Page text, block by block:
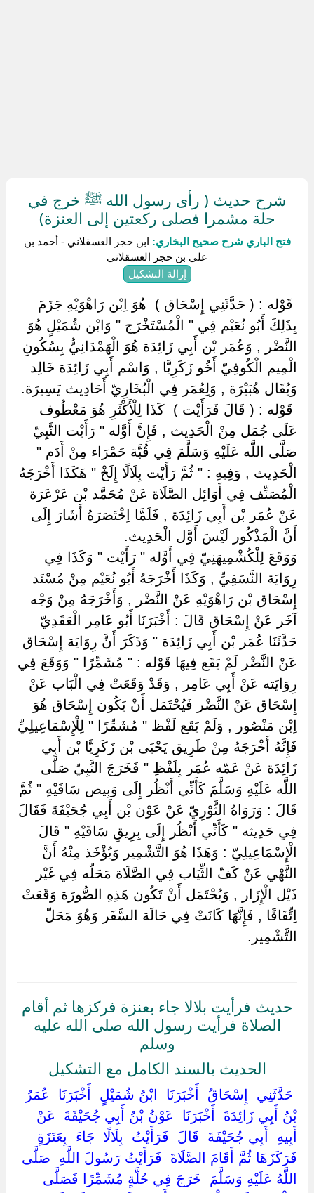
شرح حديث ( رأى رسول الله ﷺ خرج في
حلة مشمرا فصلى ركعتين إلى العنزة)
فتح الباري شرح صحيح البخاري: ابن حجر العسقلاني - أحمد بن
علي بن حجر العسقلاني
إزالة التشكيل
‏ ‏قَوْله : ( حَدَّثَنِي إِسْحَاق ) ‏ ‏هُوَ اِبْن رَاهْوَيْهِ جَزَمَ
بِذَلِكَ أَبُو نُعَيْم فِي " الْمُسْتَخْرَج " وَابْن شُمَيْلٍ هُوَ
النَّضْر , وَعُمَر بْن أَبِي زَائِدَة هُوَ الْهَمْدَانِيُّ بِسُكُونِ
الْمِيم الْكُوفِيّ أَخُو زَكَرِيَّا , وَاسْم أَبِي زَائِدَة خَالِد
وَيُقَال هُبَيْرَة , وَلِعُمَر فِي الْبُخَارِيّ أَحَادِيث يَسِيرَة.
‏ ‏قَوْله : ( قَالَ فَرَأَيْت ) ‏ ‏كَذَا لِلْأَكْثَرِ هُوَ مَعْطُوف
عَلَى جُمَل مِنْ الْحَدِيث , فَإِنَّ أَوَّله " رَأَيْت النَّبِيّ
صَلَّى اللَّه عَلَيْهِ وَسَلَّمَ فِي قُبَّة حَمْرَاء مِنْ أَدَم "
الْحَدِيث , وَفِيهِ : " ثُمَّ رَأَيْت بِلَالًا إِلَخْ " هَكَذَا أَخْرَجَهُ
الْمُصَنِّف فِي أَوَائِل الصَّلَاة عَنْ مُحَمَّد بْن عَرْعَرَة
عَنْ عُمَر بْن أَبِي زَائِدَة , فَلَمَّا اِخْتَصَرَهُ أَشَارَ إِلَى
أَنَّ الْمَذْكُور لَيْسَ أَوَّل الْحَدِيث.
وَوَقَعَ لِلْكُشْمِيهَنِيّ فِي أَوَّله " رَأَيْت " وَكَذَا فِي
رِوَايَة النَّسَفِيِّ , وَكَذَا أَخْرَجَهُ أَبُو نُعَيْم مِنْ مُسْنَد
إِسْحَاق بْن رَاهْوَيْهِ عَنْ النَّضْر , وَأَخْرَجَهُ مِنْ وَجْه
آخَر عَنْ إِسْحَاق قَالَ : أَخْبَرَنَا أَبُو عَامِر الْعَقَدِيّ
حَدَّثَنَا عُمَر بْن أَبِي زَائِدَة " وَذَكَرَ أَنَّ رِوَايَة إِسْحَاق
عَنْ النَّضْر لَمْ يَقَع فِيهَا قَوْله : " مُشَمِّرًا " وَوَقَعَ فِي
رِوَايَته عَنْ أَبِي عَامِر , وَقَدْ وَقَعَتْ فِي الْبَاب عَنْ
إِسْحَاق عَنْ النَّضْر فَيُحْتَمَل أَنْ يَكُون إِسْحَاق هُوَ
اِبْن مَنْصُور , وَلَمْ يَقَع لَفْظ " مُشَمِّرًا " لِلْإِسْمَاعِيلِيِّ
فَإِنَّهُ أَخْرَجَهُ مِنْ طَرِيق يَحْيَى بْن زَكَرِيَّا بْن أَبِي
زَائِدَة عَنْ عَمّه عُمَر بِلَفْظِ " فَخَرَجَ النَّبِيّ صَلَّى
اللَّه عَلَيْهِ وَسَلَّمَ كَأَنِّي أَنْظُر إِلَى وَبِيص سَاقَيْهِ " ثُمَّ
قَالَ : وَرَوَاهُ الثَّوْرِيّ عَنْ عَوْن بْن أَبِي جُحَيْفَةَ فَقَالَ
فِي حَدِيثه " كَأَنِّي أَنْظُر إِلَى بِرِيقِ سَاقَيْهِ " قَالَ
الْإِسْمَاعِيلِيّ : وَهَذَا هُوَ التَّشْمِير وَيُؤْخَذ مِنْهُ أَنَّ
النَّهْي عَنْ كَفّ الثِّيَاب فِي الصَّلَاة مَحَلّه فِي غَيْر
ذَيْل الْإِزَار , وَيُحْتَمَل أَنْ تَكُون هَذِهِ الصُّورَة وَقَعَتْ
اِتِّفَاقًا , فَإِنَّهَا كَانَتْ فِي حَالَة السَّفَر وَهُوَ مَحَلّ
التَّشْمِير.
حديث فرأيت بلالا جاء بعنزة فركزها ثم أقام
الصلاة فرأيت رسول الله صلى الله عليه
وسلم
الحديث بالسند الكامل مع التشكيل
‏ ‏حَدَّثَنِي ‏ ‏إِسْحَاقُ ‏ ‏أَخْبَرَنَا ‏ ‏ابْنُ شُمَيْلٍ ‏ ‏أَخْبَرَنَا ‏ ‏عُمَرُ
بْنُ أَبِي زَائِدَةَ ‏ ‏أَخْبَرَنَا ‏ ‏عَوْنُ بْنُ أَبِي جُحَيْفَةَ ‏ ‏عَنْ ‏
‏أَبِيهِ ‏ ‏أَبِي جُحَيْفَةَ ‏ ‏قَالَ ‏ ‏فَرَأَيْتُ ‏ ‏بِلَالًا ‏ ‏جَاءَ ‏ ‏بِعَنَزَةٍ ‏
‏فَرَكَزَهَا ثُمَّ أَقَامَ الصَّلَاةَ ‏ ‏فَرَأَيْتُ رَسُولَ اللَّهِ ‏ ‏صَلَّى
اللَّهُ عَلَيْهِ وَسَلَّمَ ‏ ‏خَرَجَ فِي حُلَّةٍ مُشَمِّرًا فَصَلَّى